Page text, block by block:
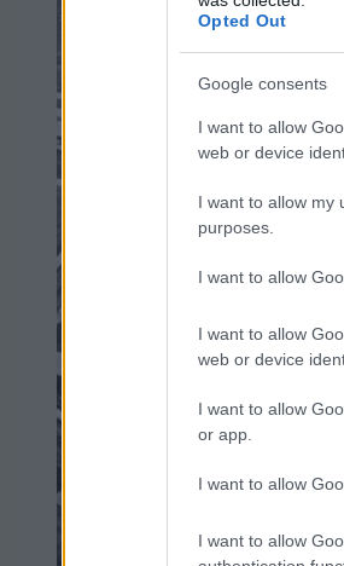
Opted Out
Google consents
I want to allow
web or device
I want to allow my
purposes.
I want to allow
I want to allow
web or device
I want to allow
or app.
I want to allow
I want to allow